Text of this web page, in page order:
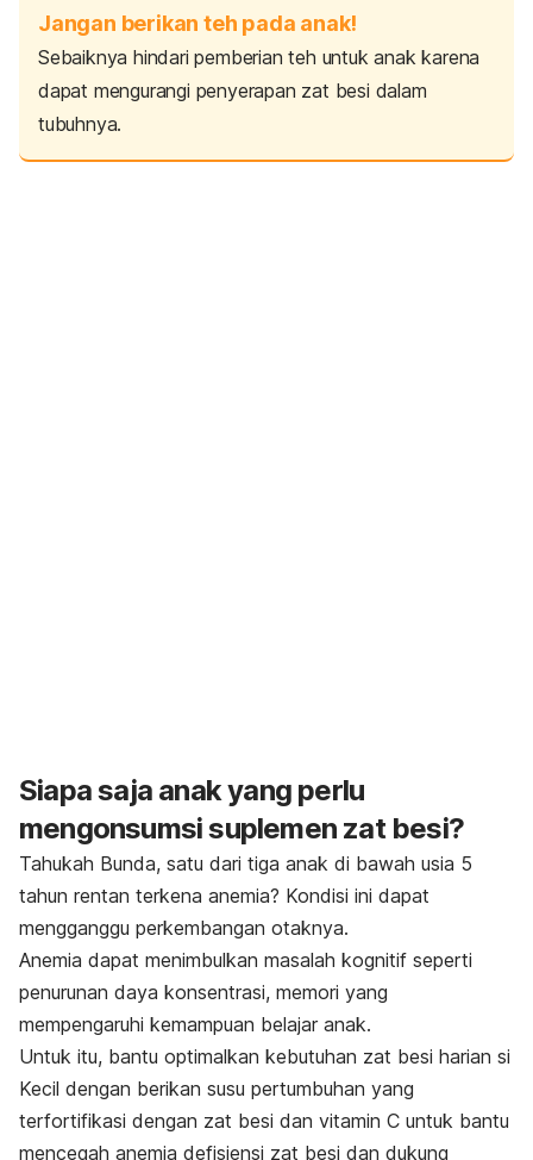
Jangan berikan teh pada anak!
Sebaiknya hindari pemberian teh untuk anak karena
dapat mengurangi penyerapan zat besi dalam
tubuhnya.
Siapa saja anak yang perlu
mengonsumsi suplemen zat besi?
Tahukah Bunda, satu dari tiga anak di bawah usia 5
tahun rentan terkena anemia? Kondisi ini dapat
mengganggu perkembangan otaknya.
Anemia dapat menimbulkan masalah kognitif seperti
penurunan daya konsentrasi, memori yang
mempengaruhi kemampuan belajar anak.
Untuk itu, bantu optimalkan kebutuhan zat besi harian si
Kecil dengan berikan susu pertumbuhan yang
terfortifikasi dengan zat besi dan vitamin C untuk bantu
mencegah anemia defisiensi zat besi dan dukung